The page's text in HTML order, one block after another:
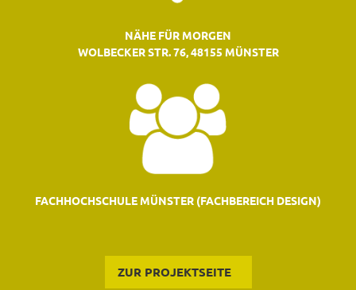
NÄHE FÜR MORGEN
WOLBECKER STR. 76, 48155 MÜNSTER
FACHHOCHSCHULE MÜNSTER (FACHBEREICH DESIGN)
ZUR PROJEKTSEITE